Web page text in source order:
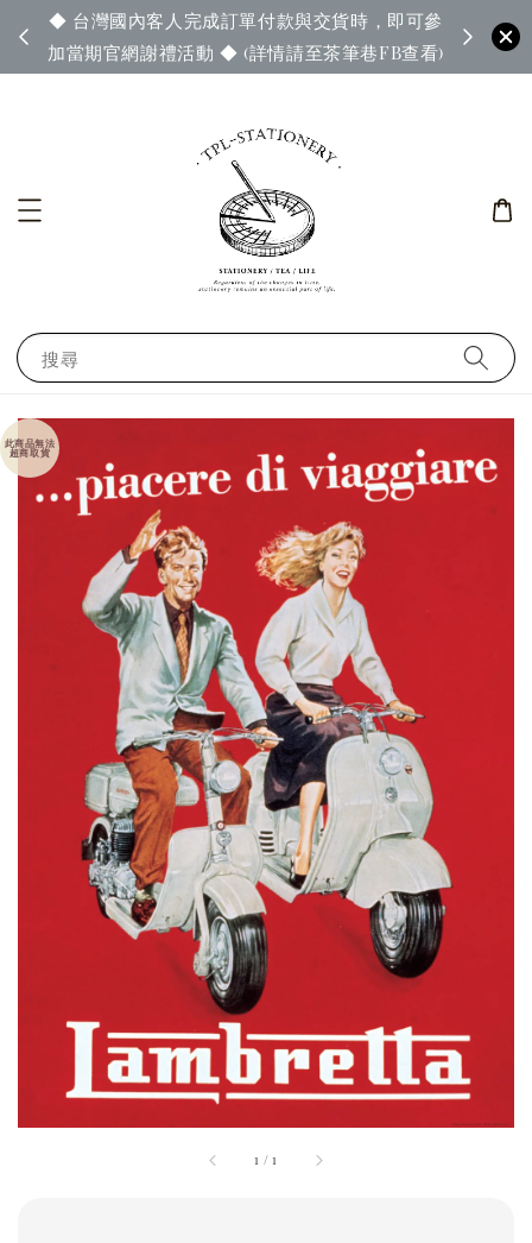
◆ 台灣國內客人完成訂單付款與交貨時，即可參
加當期官網謝禮活動 ◆ (詳情請至茶筆巷FB查看)
◆ 官
搜尋
1 /1
此商品無法
超商取貨